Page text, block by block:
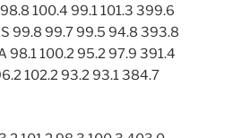
100.4 99.1 101.3 399.6
99.8 99.7 99.5 94.8 393.8
98.1 100.2 95.2 97.9 391.4
102.2 93.2 93.1 384.7